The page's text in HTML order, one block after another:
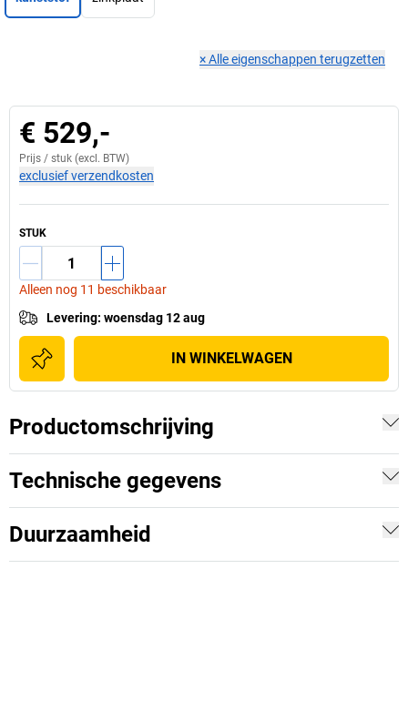
×Alle eigenschappen terugzetten
€ 529,-
Prijs / stuk (excl. BTW)
exclusief verzendkosten
STUK
Alleen nog 11 beschikbaar
Levering: woensdag 12 aug
IN WINKELWAGEN
Productomschrijving
Technische gegevens
Duurzaamheid